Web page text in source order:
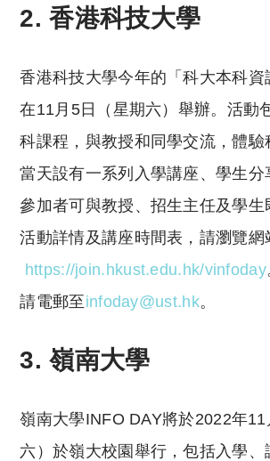
2.香港科技大學
香港科技大學今年的「科大本科資
在11月5日（星期六）舉辦。活動
科課程，與教授和同學交流，體驗
當天設有一系列入學講座、學生分
參加者可與教授、招生主任及學生
活動詳情及講座時間表，請瀏覽網
https://join.hkust.edu.hk/vinfoday
請電郵至infoday@ust.hk。
3. 嶺南大學
嶺南大學INFO DAY將於2022年
六）於嶺大校園舉行，包括入學、